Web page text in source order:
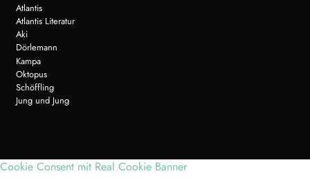
Atlantis
Atlantis Literatur
Aki
Dörlemann
Kampa
Oktopus
Schöffling
Jung und Jung
Cookie Consent mit Real Cookie Banner